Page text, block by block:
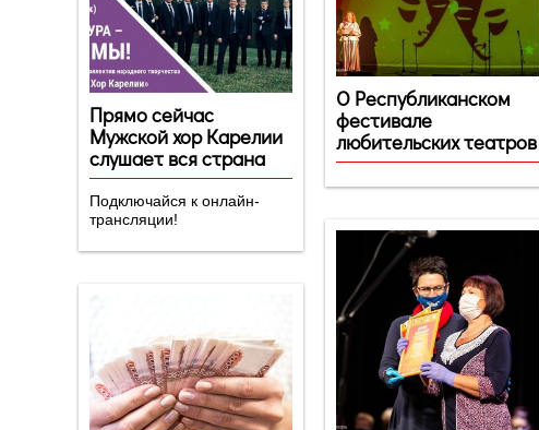
Прямо сейчас
Мужской хор Карелии
слушает вся страна
Подключайся к онлайн-
трансляции!
О Республиканском
фестивале
любительских театров